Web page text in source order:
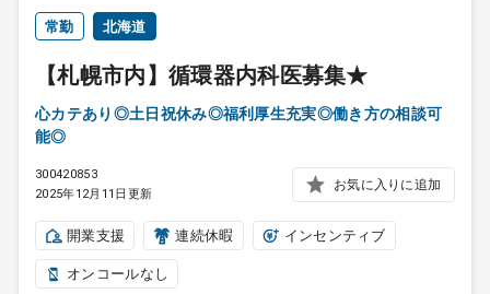
常勤 北海道
【札幌市内】循環器内科医募集★
心カテあり◎土日祝休み◎福利厚生充実◎働き方の相談可
能◎
300420853
2025年12月11日更新
お気に入りに追加
開業支援 連続休暇 インセンティブ
オンコールなし